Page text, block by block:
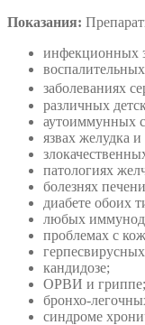
Показания:
инфекционных
заболеваниях
различных
аутоиммунных
язвах желудка
патологиях
болезнях
диабете обоих
любых
проблемах с
кандидозе;
ОРВИ и гриппе;
бронхо-
синдроме